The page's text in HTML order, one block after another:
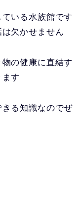
いる水族館です
欠かせません
の健康に直結す
す
る知識なのでぜ